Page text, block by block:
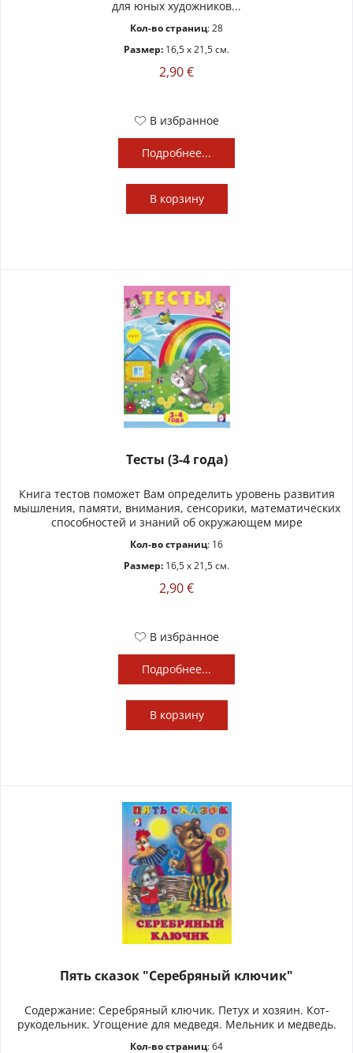
для юных художников...
Кол-во страниц: 28
Размер: 16,5 x 21,5 см.
2,90 €
В избранное
Подробнее...
В корзину
Тесты (3-4 года)
Книга тестов поможет Вам определить уровень развития
мышления, памяти, внимания, сенсорики, математических
способностей и знаний об окружающем мире
Кол-во страниц: 16
Размер: 16,5 x 21,5 см.
2,90 €
В избранное
Подробнее...
В корзину
Пять сказок "Серебряный ключик"
Содержание: Серебряный ключик. Петух и хозяин. Кот-
рукодельник. Угощение для медведя. Мельник и медведь.
Кол-во страниц: 64